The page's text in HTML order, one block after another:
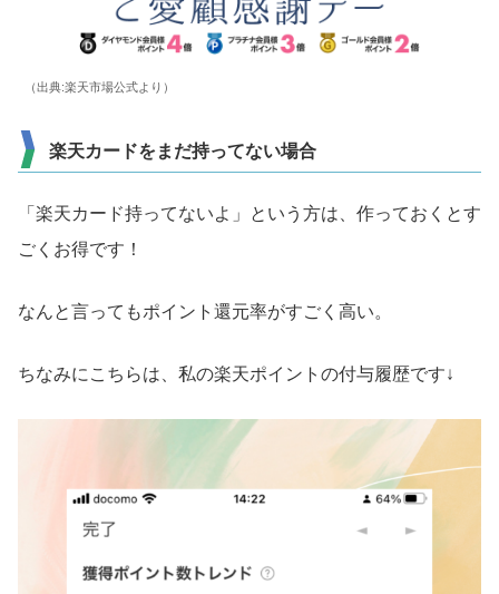
（出典:楽天市場公式より）
楽天カードをまだ持ってない場合
「楽天カード持ってないよ」という方は、作っておくとす
ごくお得です！
なんと言ってもポイント還元率がすごく高い。
ちなみにこちらは、私の楽天ポイントの付与履歴です↓